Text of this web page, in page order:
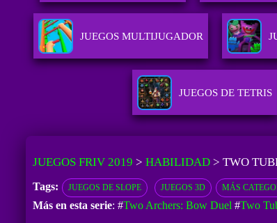
JUEGOS MULTIJUGADOR
JUEGOS DE TETRIS
JUEGOS FRIV 2019 > HABILIDAD> TWO
Tags: JUEGOS DE SLOPE JUEGOS 3D MÁS
Más en esta serie: #Two Archers: Bow Duel #Two